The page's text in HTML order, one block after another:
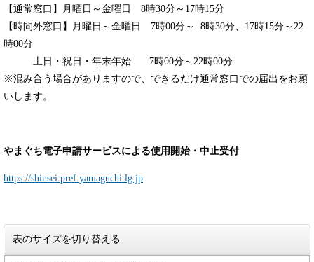
【通常窓口】月曜日～金曜日 8時30分～17時15分
【時間外窓口】月曜日～金曜日 7時00分～ 8時30分、17時15分～22
時00分
土日・祝日・年末年始 7時00分～22時00分
※混み合う場合がありますので、できるだけ通常窓口での届出をお願
いします。
やまぐち電子申請サービスによる使用開始・中止受付
https://shinsei.pref.yamaguchi.lg.jp
表のサイズを切り替える